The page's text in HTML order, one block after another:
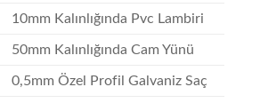
10mm Kalınlığında Pvc Lambiri
50mm Kalınlığında Cam Yünü
0,5mm Özel Profil Galvaniz Saç